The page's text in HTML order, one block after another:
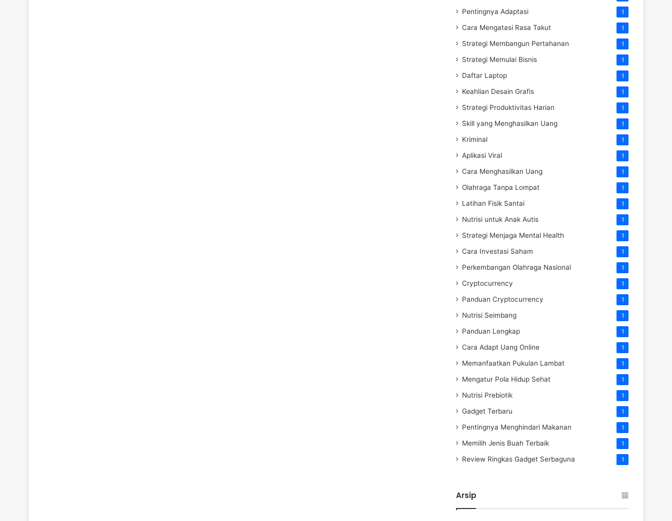
Pentingnya Adaptasi 1
Cara Mengatasi Rasa Takut 1
Strategi Membangun Pertahanan 1
Strategi Memulai Bisnis 1
Daftar Laptop 1
Keahlian Desain Grafis 1
Strategi Produktivitas Harian 1
Skill yang Menghasilkan Uang 1
Kriminal 1
Aplikasi Viral 1
Cara Menghasilkan Uang 1
Olahraga Tanpa Lompat 1
Latihan Fisik Santai 1
Nutrisi untuk Anak Autis 1
Strategi Menjaga Mental Health 1
Cara Investasi Saham 1
Perkembangan Olahraga Nasional 1
Cryptocurrency 1
Panduan Cryptocurrency 1
Nutrisi Seimbang 1
Panduan Lengkap 1
Cara Adapt Uang Online 1
Memanfaatkan Pukulan Lambat 1
Mengatur Pola Hidup Sehat 1
Nutrisi Prebiotik 1
Gadget Terbaru 1
Pentingnya Menghindari Makanan 1
Memilih Jenis Buah Terbaik 1
Review Ringkas Gadget Serbaguna 1
Arsip